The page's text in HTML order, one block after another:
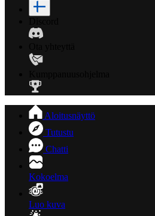
Aloitusnäyttö
Tutustu
Chatti
Kokoelma
Luo kuva